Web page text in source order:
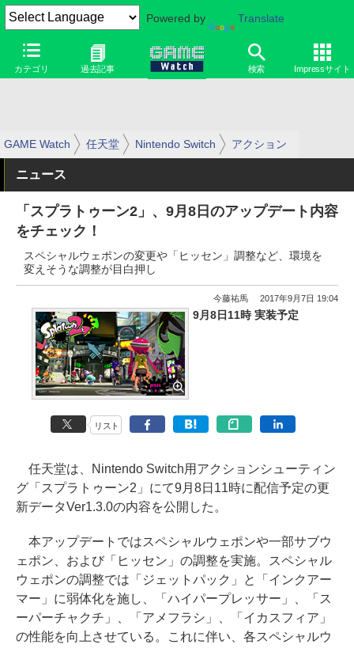
Powered by Translate
カテゴリ 過去記事 検索 Impressサイト
GAME Watch 任天堂 Nintendo Switch アクション
ニュース
「スプラトゥーン2」、9月8日のアップデート内容
をチェック！
スペシャルウェポンの変更や「ヒッセン」調整など、環境を
変えそうな調整が目白押し
今藤祐馬 2017年9月7日 19:04
9月8日11時 実装予定
リスト
任天堂は、Nintendo Switch用アクションシューティン
グ「スプラトゥーン2」にて9月8日11時に配信予定の更
新データVer1.3.0の内容を公開した。
本アップデートではスペシャルウェポンや一部サブウ
ェポン、および「ヒッセン」の調整を実施。スペシャル
ウェポンの調整では「ジェットパック」と「インクアー
マー」に弱体化を施し、「ハイパープレッサー」、「ス
ーパーチャクチ」、「アメフラシ」、「イカスフィア」
の性能を向上させている。これに伴い、各スペシャルウ